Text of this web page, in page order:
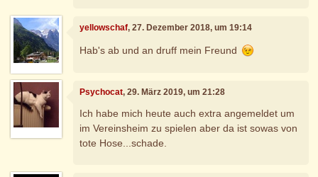
yellowschaf, 27. Dezember 2018, um 19:14
Hab's ab und an druff mein Freund
Psychocat, 29. März 2019, um 21:28
Ich habe mich heute auch extra angemeldet um
im Vereinsheim zu spielen aber da ist sowas von
tote Hose...schade.